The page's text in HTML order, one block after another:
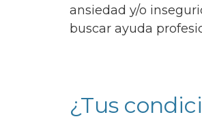
ansiedad y/o
buscar ayuda
¿Tus